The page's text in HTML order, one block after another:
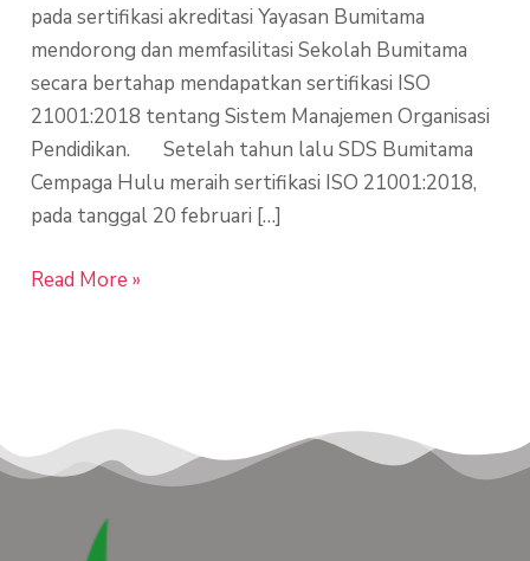
pada sertifikasi akreditasi Yayasan Bumitama
mendorong dan memfasilitasi Sekolah Bumitama
secara bertahap mendapatkan sertifikasi ISO
21001:2018 tentang Sistem Manajemen Organisasi
Pendidikan. Setelah tahun lalu SDS Bumitama
Cempaga Hulu meraih sertifikasi ISO 21001:2018,
pada tanggal 20 februari […]
Read More »